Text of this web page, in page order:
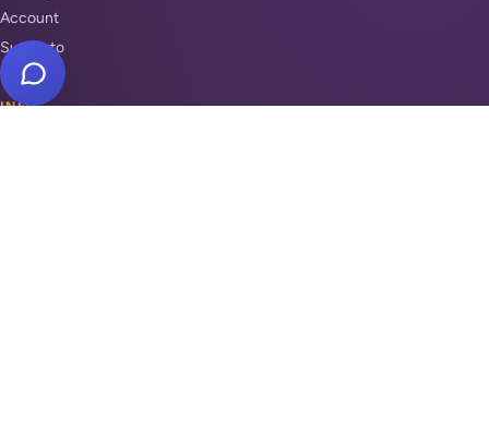
Account
Supporto
INFO